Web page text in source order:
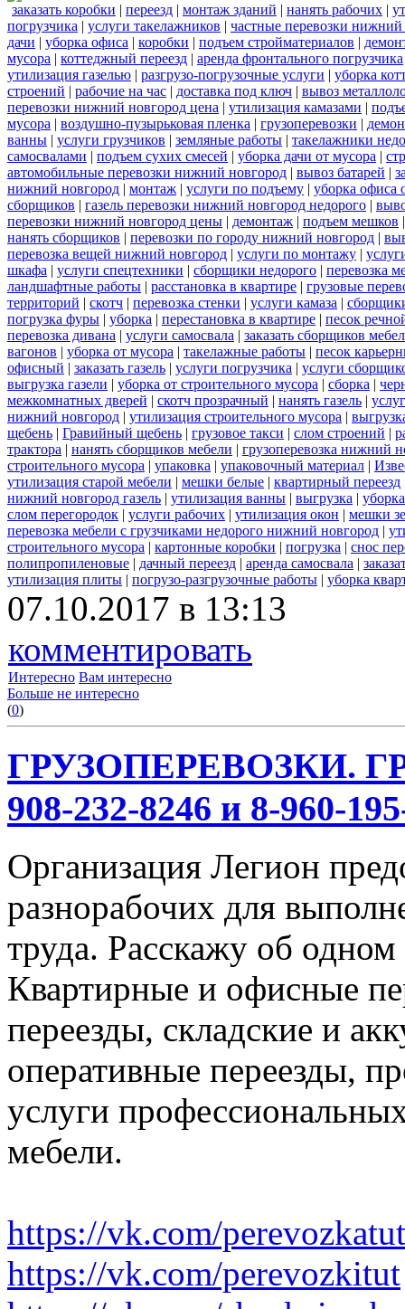
заказать коробки | переезд | монтаж зданий | нанять рабочих |
погрузчика | услуги такелажников | частные перевозки нижний
дачи | уборка офиса | коробки | подъем стройматериалов |
мусора | коттеджный переезд | аренда фронтального погрузчика
утилизация газелью | разгрузо-погрузочные услуги | уборка
строений | рабочие на час | доставка под ключ | вывоз
перевозки нижний новгород цена | утилизация камазами |
мусора | воздушно-пузырьковая пленка | грузоперевозки |
ванны | услуги грузчиков | земляные работы | такелажники
самосвалами | подъем сухих смесей | уборка дачи от мусора |
автомобильные перевозки нижний новгород | вывоз батарей |
нижний новгород | монтаж | услуги по подъему | уборка офиса
сборщиков | газель перевозки нижний новгород недорого |
перевозки нижний новгород цены | демонтаж | подъем мешков
нанять сборщиков | перевозки по городу нижний новгород |
перевозка вещей нижний новгород | услуги по монтажу |
шкафа | услуги спецтехники | сборщики недорого | перевозка
ландшафтные работы | расстановка в квартире | грузовые
территорий | скотч | перевозка стенки | услуги камаза |
погрузка фуры | уборка | перестановка в квартире | песок
перевозка дивана | услуги самосвала | заказать сборщиков
вагонов | уборка от мусора | такелажные работы | песок
офисный | заказать газель | услуги погрузчика | услуги
выгрузка газели | уборка от строительного мусора | сборка |
межкомнатных дверей | скотч прозрачный | нанять газель |
нижний новгород | утилизация строительного мусора |
щебень | Гравийный щебень | грузовое такси | слом строений |
трактора | нанять сборщиков мебели | грузоперевозка нижний
строительного мусора | упаковка | упаковочный материал |
утилизация старой мебели | мешки белые | квартирный переезд
нижний новгород газель | утилизация ванны | выгрузка |
слом перегородок | услуги рабочих | утилизация окон | мешки
перевозка мебели с грузчиками недорого нижний новгород |
строительного мусора | картонные коробки | погрузка | снос
полипропиленовые | дачный переезд | аренда самосвала |
утилизация плиты | погрузо-разгрузочные работы | уборка
07.10.2017 в 13:13
комментировать
Интересно Вам интересно
Больше не интересно
(0)
ГРУЗОПЕРЕВОЗКИ.
908-232-8246 и 8-960-
Организация Легион
разнорабочих для
труда. Расскажу об
Квартирные и офисные
переезды, складские и
оперативные переезды,
услуги
мебели.
https://vk.com/perevozkatut
https://vk.com/perevozkitut